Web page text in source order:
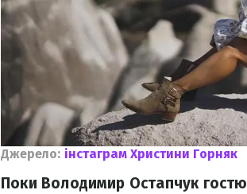
Джерело: інстаграм Христини Горняк
Поки Володимир Остапчук